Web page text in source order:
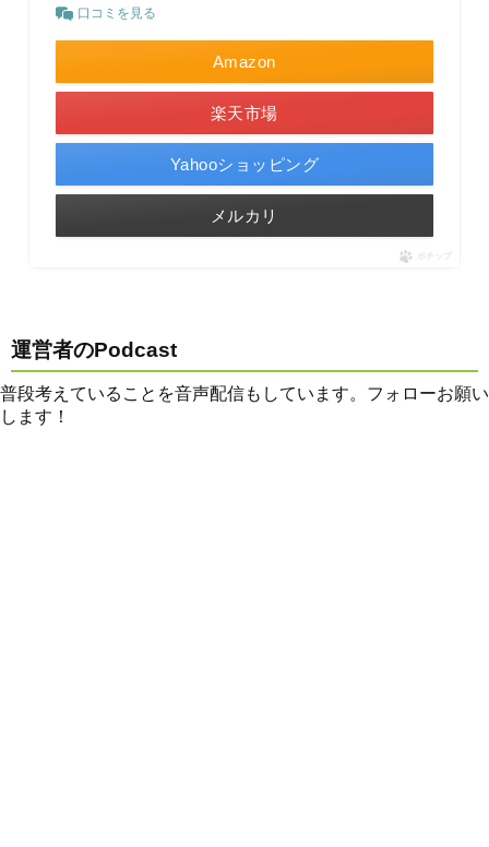
口コミを見る
Amazon
楽天市場
Yahooショッピング
メルカリ
ポチップ
運営者のPodcast
普段考えていることを音声配信もしています。フォローお願い
します！